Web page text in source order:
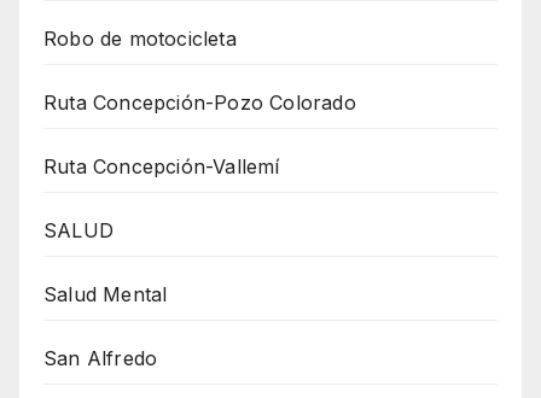
Robo de motocicleta
Ruta Concepción-Pozo Colorado
Ruta Concepción-Vallemí
SALUD
Salud Mental
San Alfredo